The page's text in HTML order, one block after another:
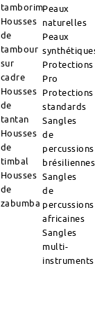
tamborim
Housses
de
tambour
sur
cadre
Housses
de
tantan
Housses
de
timbal
Housses
de
zabumba
Peaux
naturelles
Peaux
Protections
Pro
Protections
standards
Sangles
de
percussions
brésiliennes
Sangles
de
percussions
africaines
Sangles
multi-
instruments